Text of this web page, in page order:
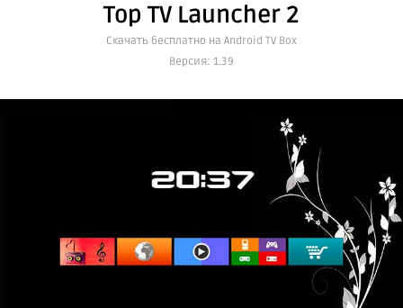
Top TV Launcher 2
Cкачать бесплатно на Android TV Box
Версия: 1.39